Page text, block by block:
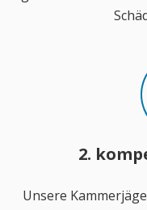
2.
Unsere